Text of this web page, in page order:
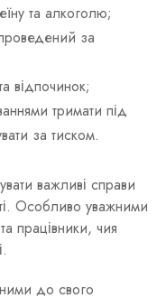
та алкоголю;
за
відпочинок;
тримати під
за тиском.
важливі справи
Особливо уважними
працівники, чия
до свого